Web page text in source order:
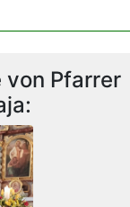
Pfarrer